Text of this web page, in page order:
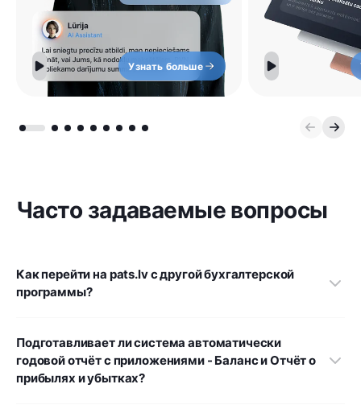
Узнать больше
Часто задаваемые вопросы
Как перейти на pats.lv с другой бухгалтерской
программы?
Подготавливает ли система автоматически
годовой отчёт с приложениями - Баланс и Отчёт о
прибылях и убытках?